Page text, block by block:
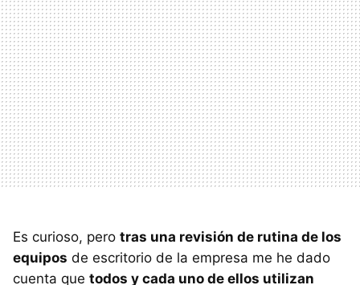
Es curioso, pero tras una revisión de rutina de los
equipos de escritorio de la empresa me he dado
cuenta que todos y cada uno de ellos utilizan